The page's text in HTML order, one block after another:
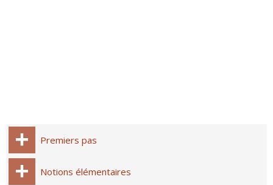
Premiers pas
Notions élémentaires